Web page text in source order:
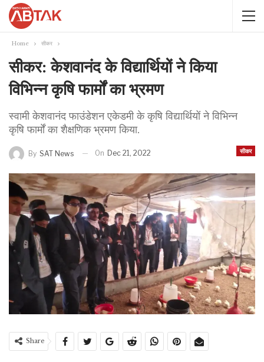
Home सीकर
सीकर: केशवानंद के विद्यार्थियों ने किया
विभिन्न कृषि फार्मों का भ्रमण
स्वामी केशवानंद फाउंडेशन एकेडमी के कृषि विद्यार्थियों ने विभिन्न
कृषि फार्मों का शैक्षणिक भ्रमण किया.
सीकर
By SAT News On Dec 21, 2022
Share